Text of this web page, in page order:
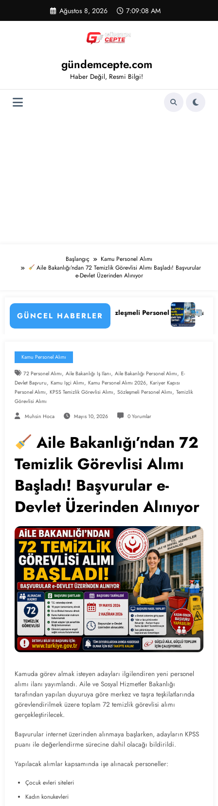
Ağustos 8, 2026 7:09:09 AM
gündemcepte.com
Haber Değil, Resmi Bilgi!
Başlangıç
Kamu Personel Alımı
Aile Bakanlığı’ndan 72 Temizlik Görevlisi Alımı Başladı! Başvurular
e-Devlet Üzerinden Alınıyor
GÜNCEL HABERLER
Personel Alımı Başladı! İşte Kadrolar, Şartlar ve Başvuru
KPSS’li ve KPSS’siz 4.397
Kamu Personel Alımı
72 Personel Alımı, Aile Bakanlığı Iş Ilanı, Aile Bakanlığı Personel Alımı, E-
Devlet Başvuru, Kamu Işçi Alımı, Kamu Personel Alımı 2026, Kariyer Kapısı
Personel Alımı, KPSS Temizlik Görevlisi Alımı, Sözleşmeli Personel Alımı, Temizlik
Görevlisi Alımı
Muhsin Hoca Mayıs 10, 2026 0 Yorumlar
Aile Bakanlığı’ndan 72
Temizlik Görevlisi Alımı
Başladı! Başvurular e-
Devlet Üzerinden Alınıyor
Kamuda görev almak isteyen adayları ilgilendiren yeni personel
alımı ilanı yayımlandı. Aile ve Sosyal Hizmetler Bakanlığı
tarafından yapılan duyuruya göre merkez ve taşra teşkilatlarında
görevlendirilmek üzere toplam 72 temizlik görevlisi alımı
gerçekleştirilecek.
Başvurular internet üzerinden alınmaya başlarken, adayların KPSS
puanı ile değerlendirme sürecine dahil olacağı bildirildi.
Yapılacak alımlar kapsamında işe alınacak personeller:
Çocuk evleri siteleri
Kadın konukevleri